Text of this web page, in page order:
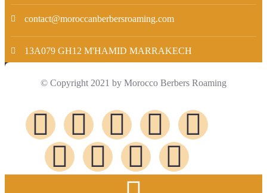
contact@moroccanberbersroaming.com
13A079 GH12 M'HAMID MARRAKECH
© Copyright 2021 by Morocco Berbers Roaming